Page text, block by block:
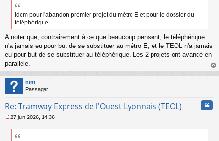
n
l
u
Idem pour l'abandon premier projet du métro E et pour le dossier du
téléphérique.
A noter que, contrairement à ce que beaucoup pensent, le téléphérique
n'a jamais eu pour but de se substituer au métro E, et le TEOL n'a jamais
eu pour but de se substituer au téléphérique. Les 2 projets ont avancé en
parallèle.
au
nim
Passager
Re: Tramway Express de l'Ouest Lyonnais (TEOL)
e
27 juin 2026, 14:36